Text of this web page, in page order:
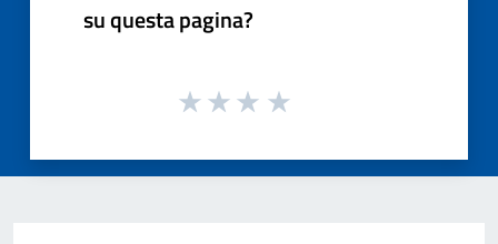
su questa pagina?